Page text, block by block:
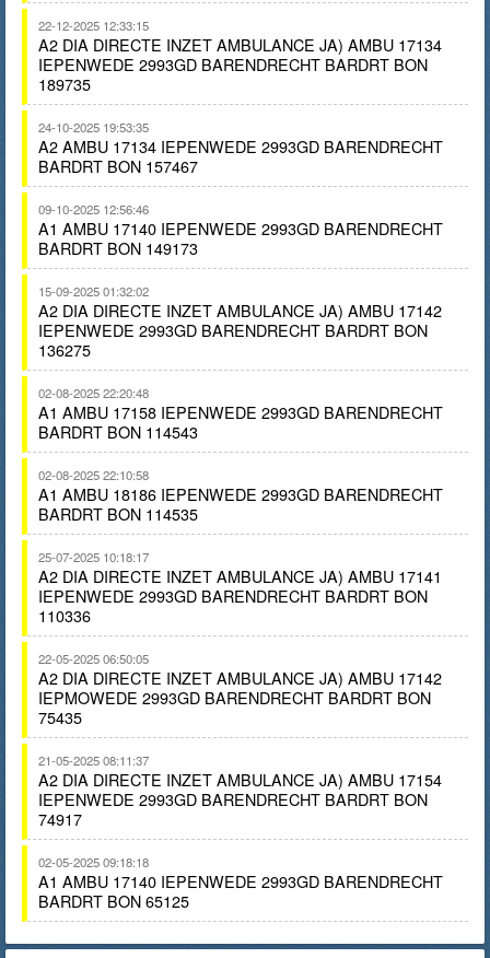
22-12-2025 12:33:15
A2 DIA DIRECTE INZET AMBULANCE JA) AMBU 17134
IEPENWEDE 2993GD BARENDRECHT BARDRT BON
189735
24-10-2025 19:53:35
A2 AMBU 17134 IEPENWEDE 2993GD BARENDRECHT
BARDRT BON 157467
09-10-2025 12:56:46
A1 AMBU 17140 IEPENWEDE 2993GD BARENDRECHT
BARDRT BON 149173
15-09-2025 01:32:02
A2 DIA DIRECTE INZET AMBULANCE JA) AMBU 17142
IEPENWEDE 2993GD BARENDRECHT BARDRT BON
136275
02-08-2025 22:20:48
A1 AMBU 17158 IEPENWEDE 2993GD BARENDRECHT
BARDRT BON 114543
02-08-2025 22:10:58
A1 AMBU 18186 IEPENWEDE 2993GD BARENDRECHT
BARDRT BON 114535
25-07-2025 10:18:17
A2 DIA DIRECTE INZET AMBULANCE JA) AMBU 17141
IEPENWEDE 2993GD BARENDRECHT BARDRT BON
110336
22-05-2025 06:50:05
A2 DIA DIRECTE INZET AMBULANCE JA) AMBU 17142
IEPMOWEDE 2993GD BARENDRECHT BARDRT BON
75435
21-05-2025 08:11:37
A2 DIA DIRECTE INZET AMBULANCE JA) AMBU 17154
IEPENWEDE 2993GD BARENDRECHT BARDRT BON
74917
02-05-2025 09:18:18
A1 AMBU 17140 IEPENWEDE 2993GD BARENDRECHT
BARDRT BON 65125